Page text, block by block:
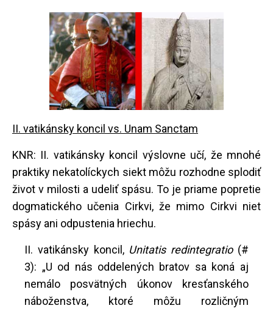
II. vatikánsky koncil vs. Unam Sanctam
KNR: II. vatikánsky koncil výslovne učí, že mnohé
praktiky nekatolíckych siekt môžu rozhodne splodiť
život v milosti a udeliť spásu. To je priame popretie
dogmatického učenia Cirkvi, že mimo Cirkvi niet
spásy ani odpustenia hriechu.
II. vatikánsky koncil, Unitatis redintegratio (#
3): „U od nás oddelených bratov sa koná aj
nemálo posvätných úkonov kresťanského
náboženstva, ktoré môžu rozličným